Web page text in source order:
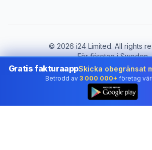
© 2026 i24 Limited. All rights
För företag i Sweden
Byt land:
Sweden
Gratis fakturaappSkicka obegränsat
Betrodd av 3 000 000+ företag